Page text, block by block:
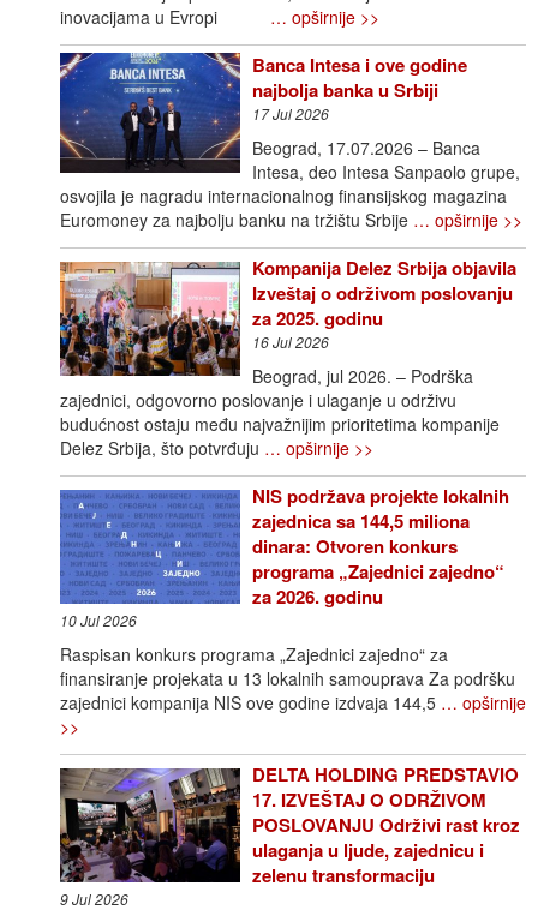
inovacijama u Evropi … opširnije >>
Banca Intesa i ove godine
najbolja banka u Srbiji
17 Jul 2026
Beograd, 17.07.2026 – Banca
Intesa, deo Intesa Sanpaolo grupe,
osvojila je nagradu internacionalnog finansijskog magazina
Euromoney za najbolju banku na tržištu Srbije … opširnije >>
Kompanija Delez Srbija objavila
Izveštaj o održivom poslovanju
za 2025. godinu
16 Jul 2026
Beograd, jul 2026. – Podrška
zajednici, odgovorno poslovanje i ulaganje u održivu
budućnost ostaju među najvažnijim prioritetima kompanije
Delez Srbija, što potvrđuju … opširnije >>
NIS podržava projekte lokalnih
zajednica sa 144,5 miliona
dinara: Otvoren konkurs
programa „Zajednici zajedno“
za 2026. godinu
10 Jul 2026
Raspisan konkurs programa „Zajednici zajedno“ za
finansiranje projekata u 13 lokalnih samouprava Za podršku
zajednici kompanija NIS ove godine izdvaja 144,5 … opširnije
>>
DELTA HOLDING PREDSTAVIO
17. IZVEŠTAJ O ODRŽIVOM
POSLOVANJU Održivi rast kroz
ulaganja u ljude, zajednicu i
zelenu transformaciju
9 Jul 2026